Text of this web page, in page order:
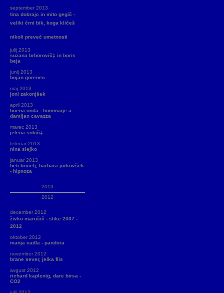
september 2013
tina dobrajc in mito gegič -
veliki črni bik, koga kličeš
nikoli preveč umetnosti
julij 2013
suzana brborovič‡ in boris
beja
junij 2013
bojan gorenec
maj 2013
joni zakonjšek
april 2013
buena onda - hommage a
damijan cavazza
marec 2013
jelena sokič‡
februar 2013
nina slejko
januar 2013
beti bricelj, barbara jurkovšek
- hipnoza
2013
2012
december 2012
živko marušič - slike 2007 -
2012
oktober 2012
manja vadla - pandora
november 2012
brane sever, jelka flis
avgust 2012
richard kaplenig, dare birsa -
CO2